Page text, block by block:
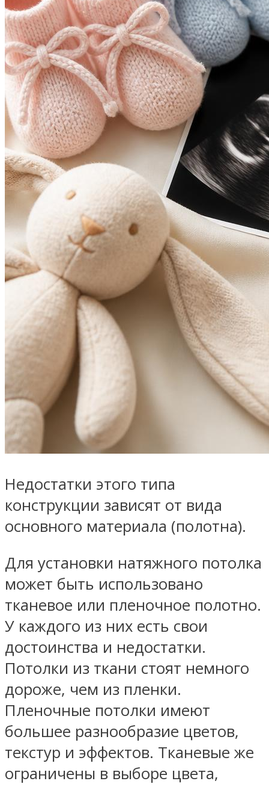
Недостатки этого типа
конструкции зависят от вида
основного материала (полотна).
Для установки натяжного потолка
может быть использовано
тканевое или пленочное полотно.
У каждого из них есть свои
достоинства и недостатки.
Потолки из ткани стоят немного
дороже, чем из пленки.
Пленочные потолки имеют
большее разнообразие цветов,
текстур и эффектов. Тканевые же
ограничены в выборе цвета,